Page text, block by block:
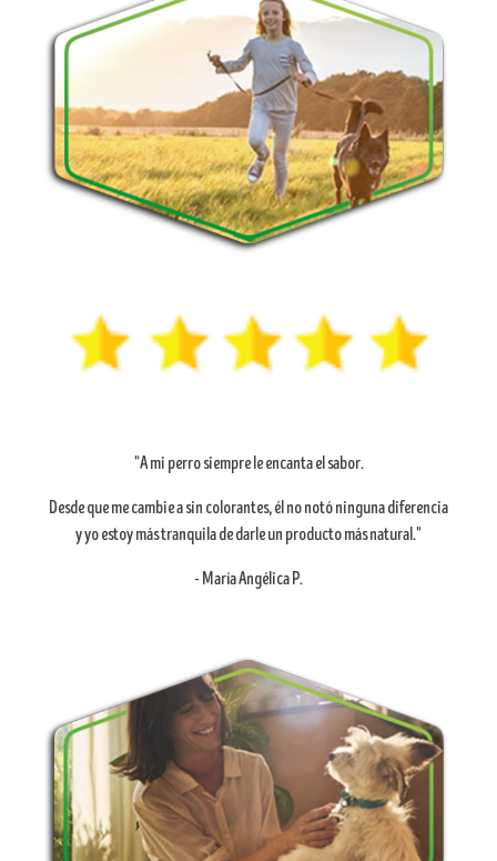
"A mi perro siempre le encanta el sabor.
Desde que me cambie a sin colorantes, él no notó ninguna diferencia
y yo estoy más tranquila de darle un producto más natural."
- María Angélica P.